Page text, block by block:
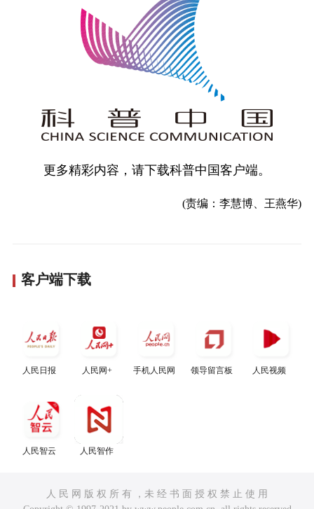
更多精彩内容，请下载科普中国客户端。
(责编：李慧博、王燕华)
客户端下载
人民日报 人民网+ 手机人民网 领导留言板 人民视频
人民智云 人民智作
人 民 网 版 权 所 有 ，未 经 书 面 授 权 禁 止 使 用